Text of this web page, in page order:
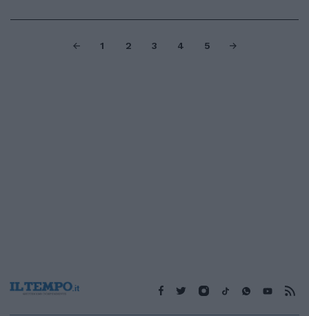
1 2 3 4 5